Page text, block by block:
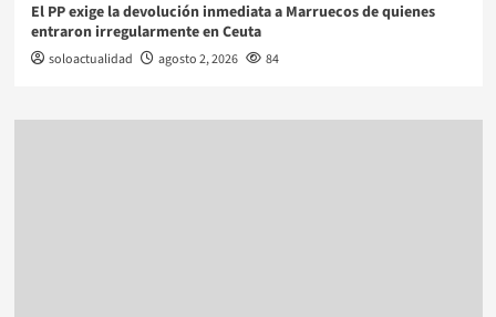
El PP exige la devolución inmediata a Marruecos de quienes
entraron irregularmente en Ceuta
soloactualidad agosto 2, 2026 84